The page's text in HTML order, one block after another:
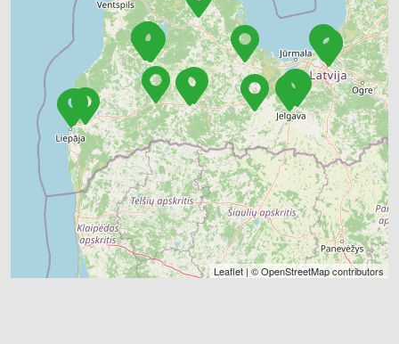
Leaflet | ©OpenStreetMapcontributors